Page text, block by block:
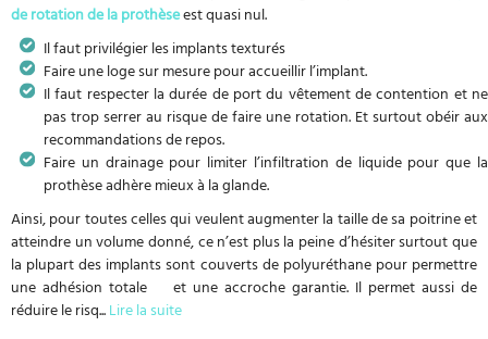
de rotation de la prothèseest quasi nul.
Il faut privilégier les implants texturés
Faire une loge sur mesure pour accueillir l’implant.
Il faut respecter la durée de port du vêtement de contention et ne
pas trop serrer au risque de faire une rotation. Et surtout obéir aux
recommandations de repos.
Faire un drainage pour limiter l’infiltration de liquide pour que la
prothèse adhère mieux à la glande.
Ainsi, pour toutes celles qui veulent augmenter la taille de sa poitrine et
atteindre un volume donné, ce n’est plus la peine d’hésiter surtout que
la plupart des implants sont couverts de polyuréthane pour permettre
une adhésion totale et une accroche garantie. Il permet aussi de
réduire le risq...Lire la suite